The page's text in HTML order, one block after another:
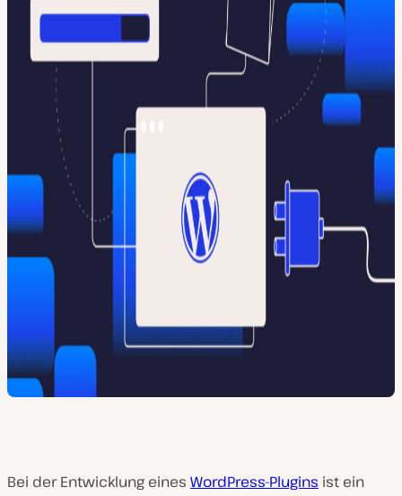
Bei der Entwicklung eines WordPress-Plugins ist ein